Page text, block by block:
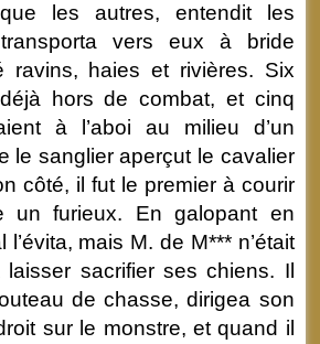
les autres, entendit les
vers eux à bride
ravins, haies et rivières. Six
hors de combat, et cinq
à l’aboi au milieu d’un
le sanglier aperçut le cavalier
côté, il fut le premier à courir
un furieux. En galopant en
mais M. de M*** n’était
sacrifier ses chiens. Il
de chasse, dirigea son
sur le monstre, et quand il